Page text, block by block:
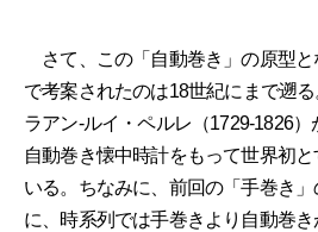
さて、この「自動巻き」の原型と
で考案されたのは18世紀にまで遡
ラアン-ルイ・ペルレ（1729-1826
自動巻き懐中時計をもって世界初
いる。ちなみに、前回の「手巻き
に、時系列では手巻きより自動巻